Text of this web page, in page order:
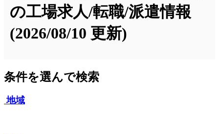
の工場求人/転職/派遣情報
(2026/08/10 更新)
条件を選んで検索
地域